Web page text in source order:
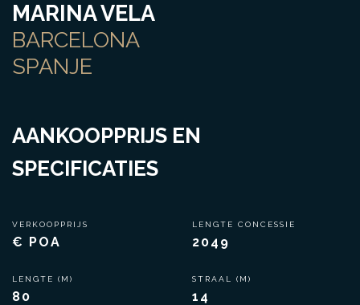
MARINA VELA
BARCELONA
SPANJE
AANKOOPPRIJS EN
SPECIFICATIES
VERKOOPPRIJS
€ POA
LENGTE (M)
80
LENGTE CONCESSIE
2049
STRAAL (M)
14